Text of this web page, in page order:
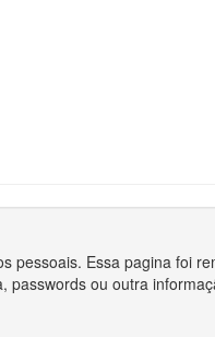
Essa pagina foi
ou outra